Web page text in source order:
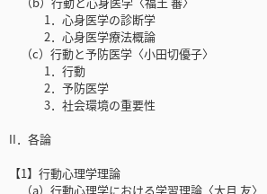
1．心身医学の診断学
2．心身医学療法概論
（c）行動と予防医学〈小田切優子〉
1．行動
2．予防医学
3．社会環境の重要性
II．各論
【1】行動心理学理論
（a）行動心理学における学習理論〈大月 友〉